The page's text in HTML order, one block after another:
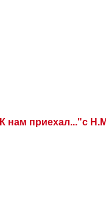
нам приехал..."с